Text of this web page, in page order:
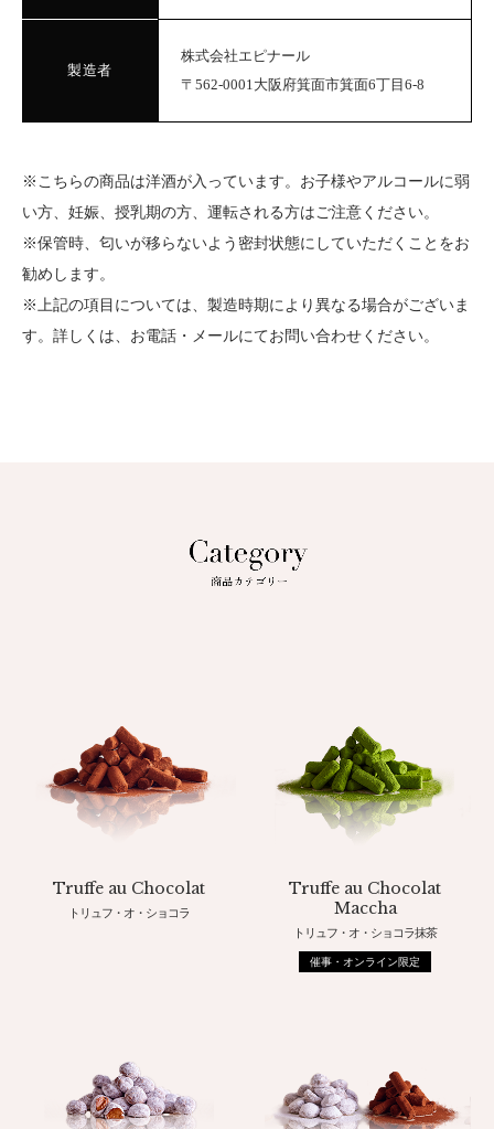
製造者
株式会社エピナール
〒562-0001大阪府箕面市箕面6丁目6-8
※こちらの商品は洋酒が入っています。お子様やアルコールに弱
い方、妊娠、授乳期の方、運転される方はご注意ください。
※保管時、匂いが移らないよう密封状態にしていただくことをお
勧めします。
※上記の項目については、製造時期により異なる場合がございま
す。詳しくは、お電話・メールにてお問い合わせください。
Truffe au Chocolat
トリュフ・オ・ショコラ
Truffe au Chocolat
Maccha
トリュフ・オ・ショコラ抹茶
催事・オンライン限定